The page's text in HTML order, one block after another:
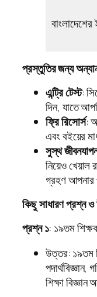
প্রস্তুতির জন্য
এন্ট্রি টেস্ট:
দিন, যাতে
ফ্রি রিসোর্স:
এবং বইয়ের
সুস্থ
নিয়েও খেয়াল
গ্রহণ
কিছু সাধারণ প্রশ্ন
প্রশ্ন ১: ১৯তম
উত্তর: ১৯তম
শিক্ষা